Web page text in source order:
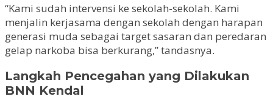
“Kami sudah intervensi ke sekolah-sekolah. Kami
menjalin kerjasama dengan sekolah dengan harapan
generasi muda sebagai target sasaran dan peredaran
gelap narkoba bisa berkurang,” tandasnya.
Langkah Pencegahan yang Dilakukan
BNN Kendal